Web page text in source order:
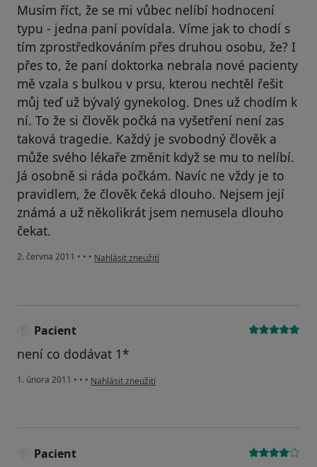
Musím říct, že se mi vůbec nelíbí hodnocení
typu - jedna paní povídala. Víme jak to chodí s
tím zprostředkováním přes druhou osobu, že? I
přes to, že paní doktorka nebrala nové pacienty
mě vzala s bulkou v prsu, kterou nechtěl řešit
můj teď už bývalý gynekolog. Dnes už chodím k
ní. To že si člověk počká na vyšetření není zas
taková tragedie. Každý je svobodný člověk a
může svého lékaře změnit když se mu to nelíbí.
Já osobně si ráda počkám. Navíc ne vždy je to
pravidlem, že člověk čeká dlouho. Nejsem její
známá a už několikrát jsem nemusela dlouho
čekat.
2. června 2011 • • • podle názoru uživatele Váš účet byl odstraněn
Nahlásit zneužití
Pacient
není co dodávat 1*
1. února 2011 • • • podle názoru uživatele Pacient
Nahlásit zneužití
Pacient